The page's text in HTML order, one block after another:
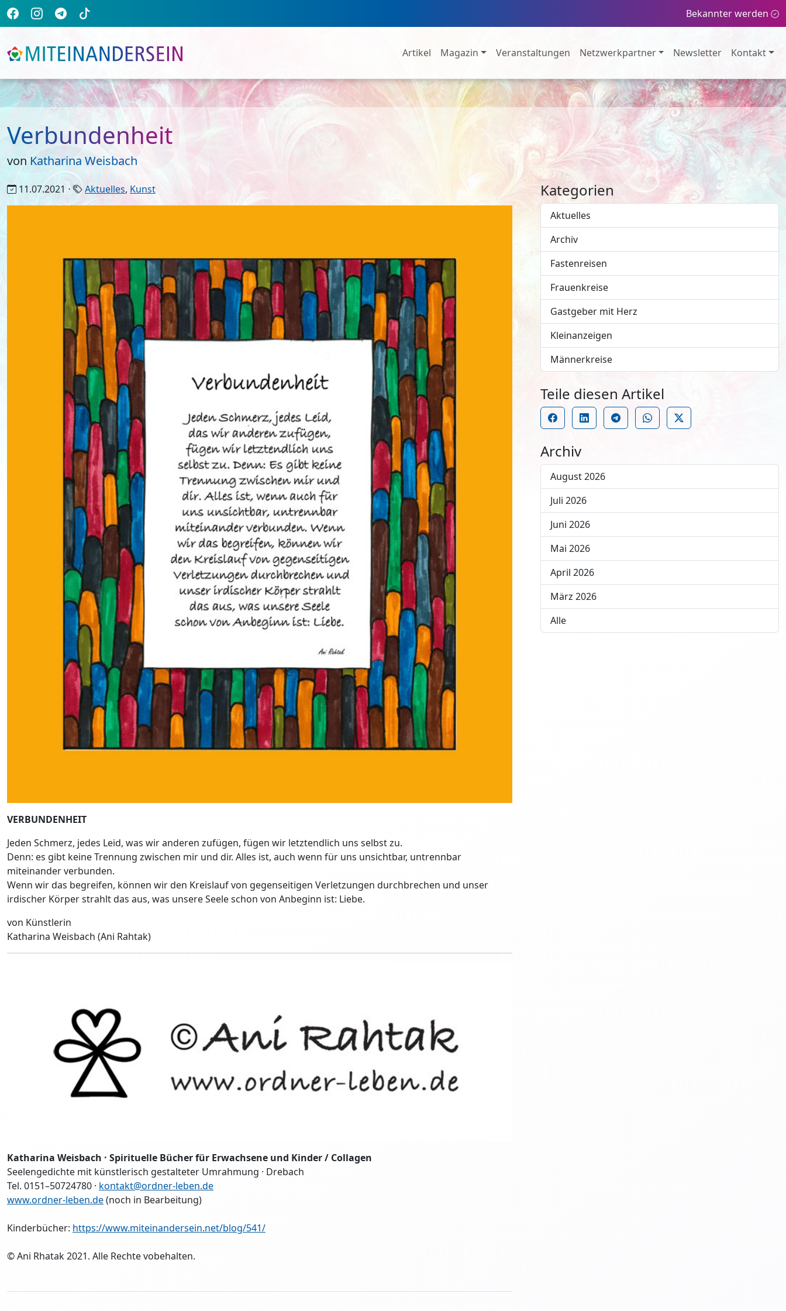
Bekannter werden
Artikel Magazin Veranstaltungen Netzwerkpartner Newsletter Kontakt
Verbundenheit
von Katharina Weisbach
11.07.2021 ⋅ Aktuelles, Kunst
VERBUNDENHEIT
Jeden Schmerz, jedes Leid, was wir anderen zufügen, fügen wir letztendlich uns selbst zu.
Denn: es gibt keine Trennung zwischen mir und dir. Alles ist, auch wenn für uns unsichtbar, untrennbar
miteinander verbunden.
Wenn wir das begreifen, können wir den Kreislauf von gegenseitigen Verletzungen durchbrechen und unser
irdischer Körper strahlt das aus, was unsere Seele schon von Anbeginn ist: Liebe.
von Künstlerin
Katharina Weisbach (Ani Rahtak)
Katharina Weisbach · Spirituelle Bücher für Erwachsene und Kinder / Collagen
Seelengedichte mit künstlerisch gestalteter Umrahmung · Drebach
Tel. 0151–50724780 · kontakt@ordner-leben.de
www.ordner-leben.de(noch in Bearbeitung)
Kinderbücher: https://www.miteinandersein.net/blog/541/
© Ani Rhatak 2021. Alle Rechte vobehalten.
Kategorien
Aktuelles
Archiv
Fastenreisen
Frauenkreise
Gastgeber mit Herz
Kleinanzeigen
Männerkreise
Teile diesen Artikel
Archiv
August 2026
Juli 2026
Juni 2026
Mai 2026
April 2026
März 2026
Alle